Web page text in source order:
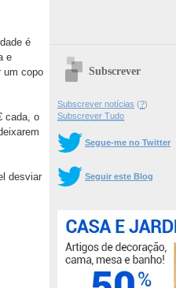
é
e
um copo
cada, o
desviar
Subscrever
Subscrever notícias (?)
Subscrever Tudo
Segue-me no Twitter
Seguir este Blog